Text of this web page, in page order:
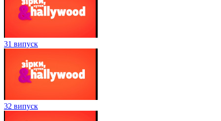
31 випуск
32 випуск